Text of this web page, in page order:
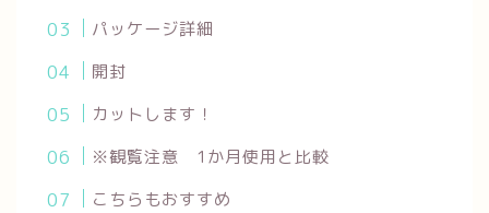
パッケージ詳細
開封
カットします！
※観覧注意 1か月使用と比較
こちらもおすすめ